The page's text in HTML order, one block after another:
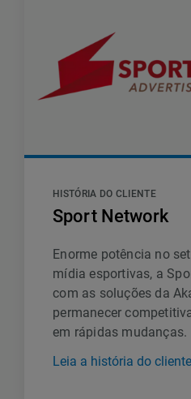
HISTÓRIA DO CLIENTE
Sport Network
Enorme potência no
mídia esportivas, a
com as soluções da
permanecer
em rápidas mudanças.
Leia a história do cliente